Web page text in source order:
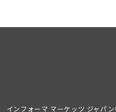
インフォーマ マーケッツ ジャ